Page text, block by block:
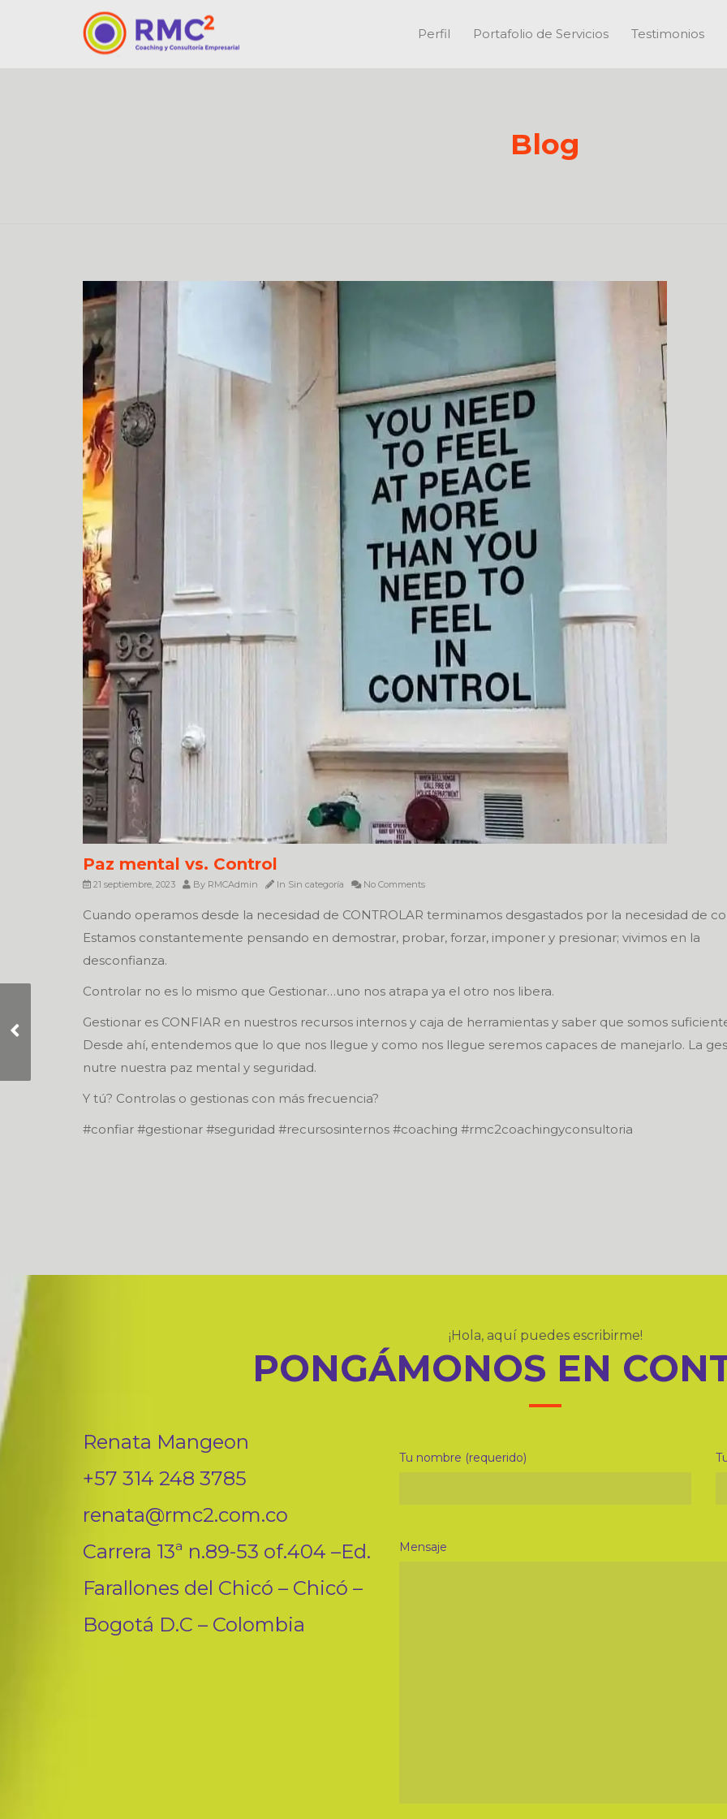
Perfil Portafolio de Servicios Testimonios
Blog
Paz mental vs. Control
21 septiembre, 2023 By RMCAdmin In Sin categoría No Comments
Cuando operamos desde la necesidad de CONTROLAR terminamos desgastados por la necesidad de
Estamos constantemente pensando en demostrar, probar, forzar, imponer y presionar; vivimos en la
desconfianza.
Controlar no es lo mismo que Gestionar…uno nos atrapa ya el otro nos libera.
Gestionar es CONFIAR en nuestros recursos internos y caja de herramientas y saber que somos
Desde ahí, entendemos que lo que nos llegue y como nos llegue seremos capaces de manejarlo. La
nutre nuestra paz mental y seguridad.
Y tú? Controlas o gestionas con más frecuencia?
#confiar #gestionar #seguridad #recursosinternos #coaching #rmc2coachingyconsultoria
Vavada Casino
¡Hola, aquí puedes escribirme!
PONGÁMONOS EN
Renata Mangeon
+57 314 248 3785
renata@rmc2.com.co
Carrera 13ª n.89-53 of.404 –Ed.
Farallones del Chicó – Chicó –
Bogotá D.C – Colombia
Tu nombre (requerido)
Mensaje